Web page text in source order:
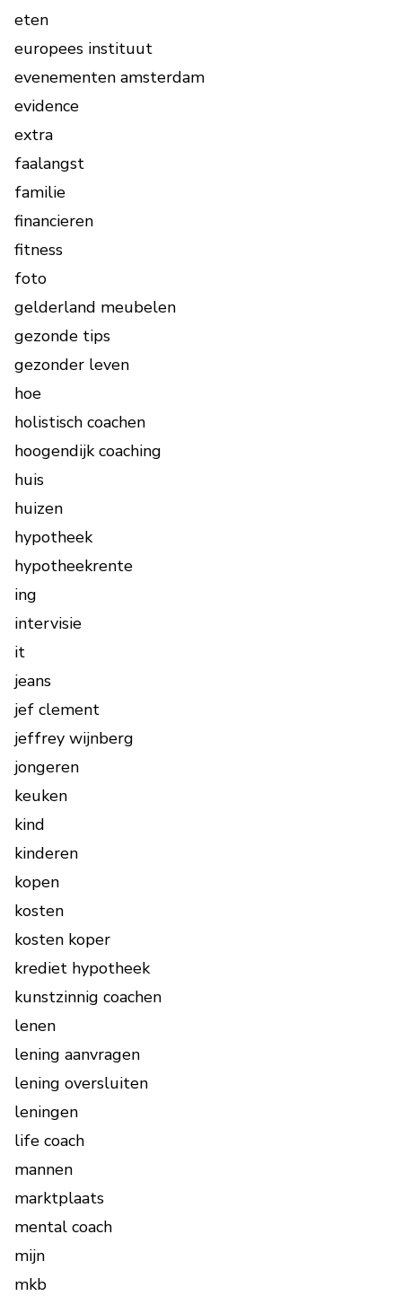
eten
europees instituut
evenementen amsterdam
evidence
extra
faalangst
familie
financieren
fitness
foto
gelderland meubelen
gezonde tips
gezonder leven
hoe
holistisch coachen
hoogendijk coaching
huis
huizen
hypotheek
hypotheekrente
ing
intervisie
it
jeans
jef clement
jeffrey wijnberg
jongeren
keuken
kind
kinderen
kopen
kosten
kosten koper
krediet hypotheek
kunstzinnig coachen
lenen
lening aanvragen
lening oversluiten
leningen
life coach
mannen
marktplaats
mental coach
mijn
mkb